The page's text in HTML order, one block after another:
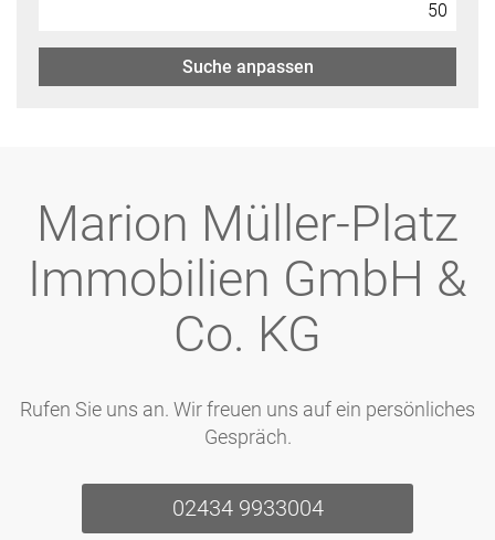
Suche anpassen
Marion Müller-Platz
Immobilien GmbH &
Co. KG
Rufen Sie uns an. Wir freuen uns auf ein persönliches
Gespräch.
02434 9933004